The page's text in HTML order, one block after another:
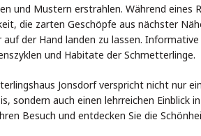
und Mustern erstrahlen. Während eines
die zarten Geschöpfe aus nächster
der Hand landen zu lassen. Informative
und Habitate der Schmetterlinge.
Jonsdorf verspricht nicht nur ein
sondern auch einen lehrreichen Einblick
Besuch und entdecken Sie die